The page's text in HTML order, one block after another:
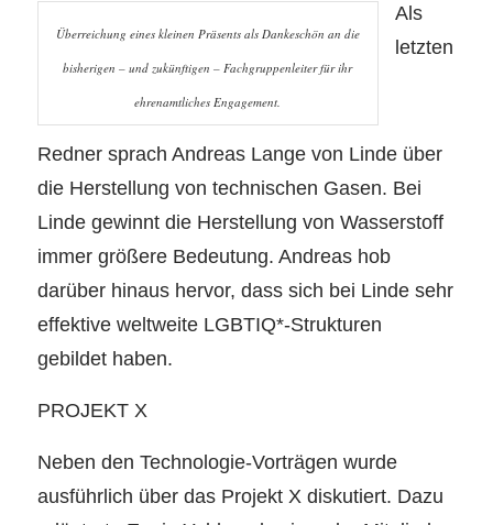
Überreichung eines kleinen Präsents als Dankeschön an die
bisherigen – und zukünftigen – Fachgruppenleiter für ihr
ehrenamtliches Engagement.
Als
letzten
Redner sprach Andreas Lange von Linde über
die Herstellung von technischen Gasen. Bei
Linde gewinnt die Herstellung von Wasserstoff
immer größere Bedeutung. Andreas hob
darüber hinaus hervor, dass sich bei Linde sehr
effektive weltweite LGBTIQ*-Strukturen
gebildet haben.
PROJEKT X
Neben den Technologie-Vorträgen wurde
ausführlich über das Projekt X diskutiert. Dazu